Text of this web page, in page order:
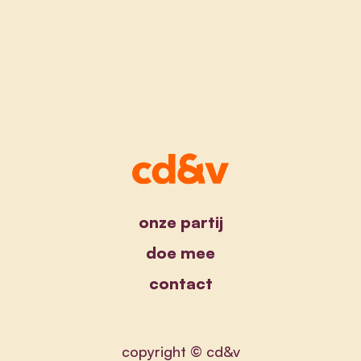
onze partij
doe mee
contact
copyright © cd&v